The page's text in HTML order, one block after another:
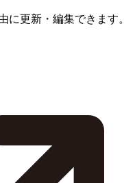
に更新・編集できます。